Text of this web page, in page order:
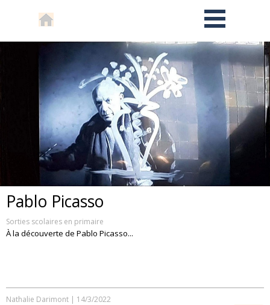
Pablo Picasso
Sorties scolaires en primaire
À la découverte de Pablo Picasso...
Nathalie Darimont | 14/3/2022